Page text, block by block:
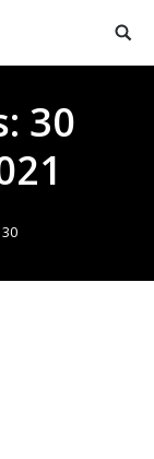
30
30